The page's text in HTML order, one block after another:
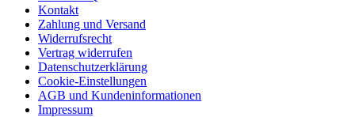
Kontakt
Zahlung und Versand
Widerrufsrecht
Vertrag widerrufen
Datenschutzerklärung
Cookie-Einstellungen
AGB und Kundeninformationen
Impressum